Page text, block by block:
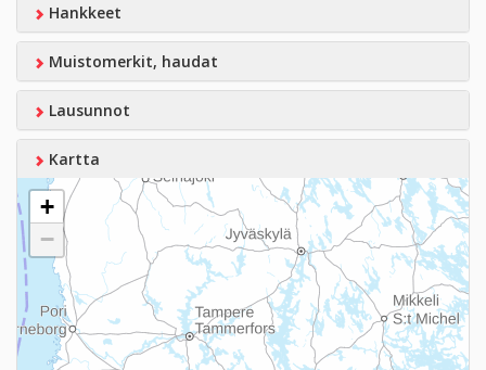
Hankkeet
Muistomerkit, haudat
Lausunnot
Kartta
+
−